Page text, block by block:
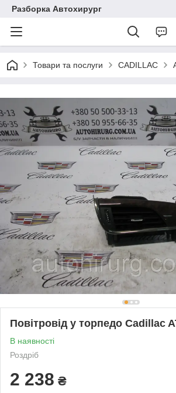
Разборка Автохирург
Товари та послуги CADILLAC
Повітровід у торпедо Cadillac
В наявності
Роздріб
2 238 ₴